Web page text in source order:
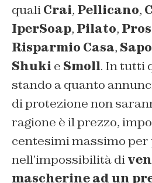
qualiCrai, Pellicano,
IperSoap, Pilato,
Risparmio Casa,
Shuki e Smoll. In tutti
stando a quanto
di protezione non
ragione è il prezzo,
centesimi massimo per
nell’impossibilità di
mascherine ad un